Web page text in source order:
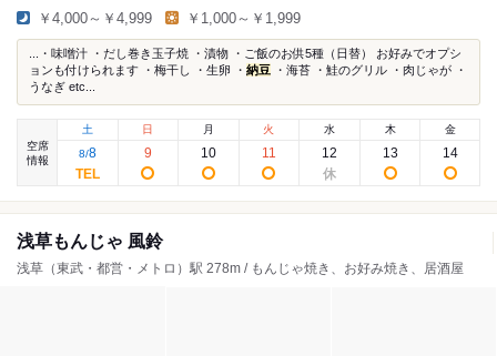
￥4,000～￥4,999 ￥1,000～￥1,999
...・味噌汁 ・だし巻き玉子焼 ・漬物 ・ご飯のお供5種（日替） お好みでオプシ
ョンも付けられます ・梅干し ・生卵 ・ 納豆
・海苔 ・鮭のグリル ・肉じゃが ・
うなぎ etc...
空席
情報
土
8/8
日
9
月
10
火
11
水
12
木
13
金
14
浅草もんじゃ 風鈴
浅草（東武・都営・メトロ）駅 278m / もんじゃ焼き、お好み焼き、居酒屋